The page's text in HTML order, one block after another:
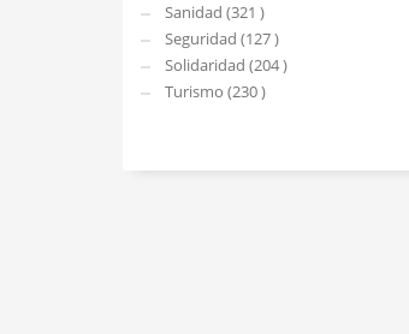
Sanidad (321 )
Seguridad (127 )
Solidaridad (204 )
Turismo (230 )